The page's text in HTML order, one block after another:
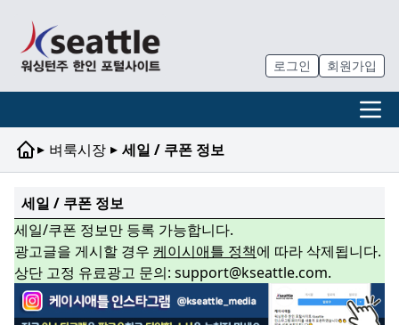
로그인 회원가입
▸ 벼룩시장 ▸ 세일 / 쿠폰 정보
세일 / 쿠폰 정보
세일/쿠폰 정보만 등록 가능합니다.
광고글을 게시할 경우 케이시애틀 정책에 따라 삭제됩니다.
상단 고정 유료광고 문의: support@kseattle.com.